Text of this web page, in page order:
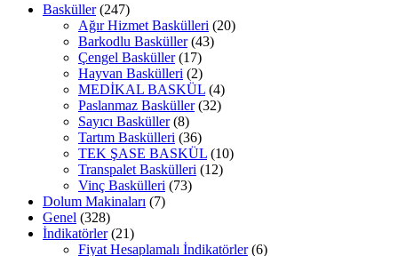
Basküller (247)
Ağır Hizmet Baskülleri (20)
Barkodlu Basküller (43)
Çengel Basküller (17)
Hayvan Baskülleri (2)
MEDİKAL BASKÜL (4)
Paslanmaz Basküller (32)
Sayıcı Basküller (8)
Tartım Baskülleri (36)
TEK ŞASE BASKÜL (10)
Transpalet Baskülleri (12)
Vinç Baskülleri (73)
Dolum Makinaları (7)
Genel (328)
İndikatörler (21)
Fiyat Hesaplamalı İndikatörler (6)